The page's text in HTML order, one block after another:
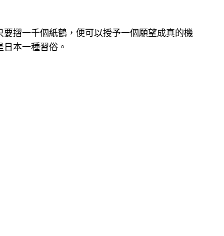
摺一千個紙鶴，便可以授予一個願望成真的機
本一種習俗。